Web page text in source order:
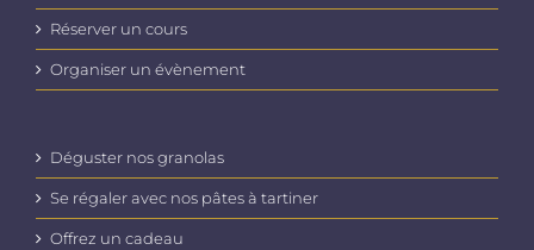
Réserver un cours
Organiser un évènement
Déguster nos granolas
Se régaler avec nos pâtes à tartiner
Offrez un cadeau